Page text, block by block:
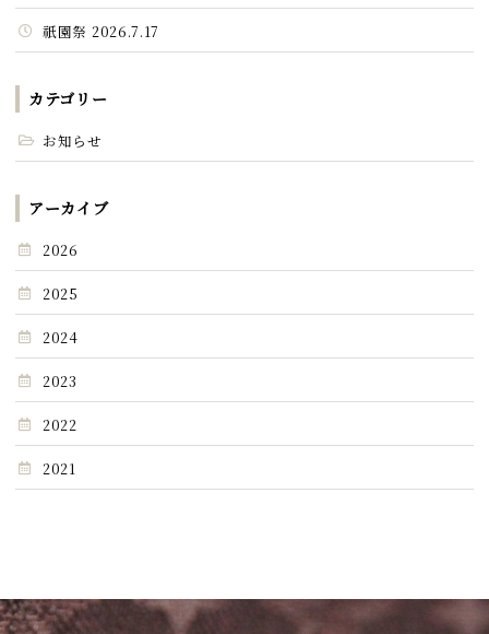
祇園祭 2026.7.17
カテゴリー
お知らせ
アーカイブ
2026
2025
2024
2023
2022
2021